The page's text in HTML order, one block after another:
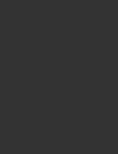
ШЛЯПА MARIE